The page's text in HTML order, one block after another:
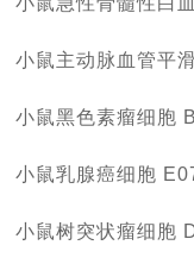
小鼠主动脉血管平
小鼠黑色素瘤细胞
小鼠乳腺癌细胞
小鼠树突状瘤细胞